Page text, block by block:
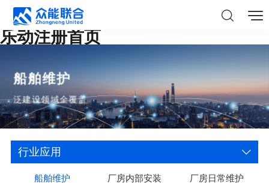
乐动注册首页
船舶维护
泛建设领域全覆盖
行业应用
船舶维护 厂房内部安装 厂房日常维护